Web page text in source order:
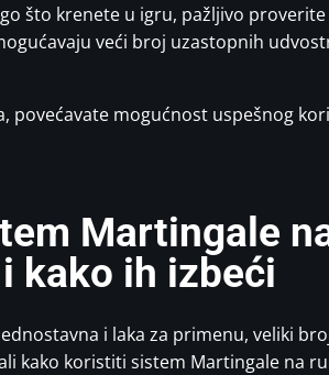
što krenete u igru, pažljivo
veći broj uzastopnih
povećavate mogućnost uspešnog
Martingale
kako ih izbeći
i laka za primenu, veliki
kako koristiti sistem Martingale na